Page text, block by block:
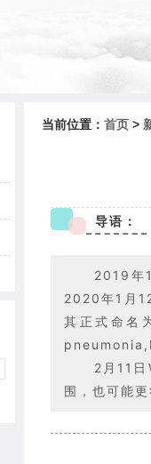
当前位置： 首页 >
导语：
2019年
2020年1月
其正式命名
2月11
围，也可能